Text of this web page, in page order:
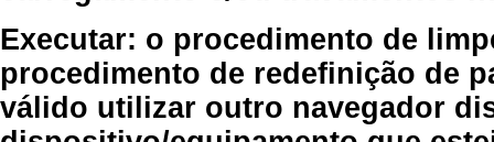
Executar: o procedimento de
procedimento de redefinição de
válido utilizar outro navegador